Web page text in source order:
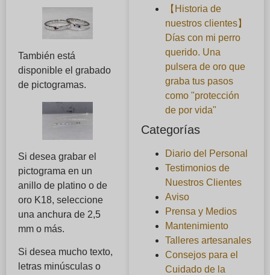
También está
disponible el grabado
de pictogramas.
Si desea grabar el
pictograma en un
anillo de platino o de
oro K18, seleccione
una anchura de 2,5
mm o más.
Si desea mucho texto,
letras minúsculas o
【Historia de
nuestros clientes】
Días con mi perro
querido. Una
pulsera de oro que
graba tus pasos
como "protección
de por vida"
Categorías
Diario del Personal
Testimonios de
Nuestros Clientes
Aviso
Prensa y Medios
Mantenimiento
Talleres artesanales
Consejos para el
Cuidado de la